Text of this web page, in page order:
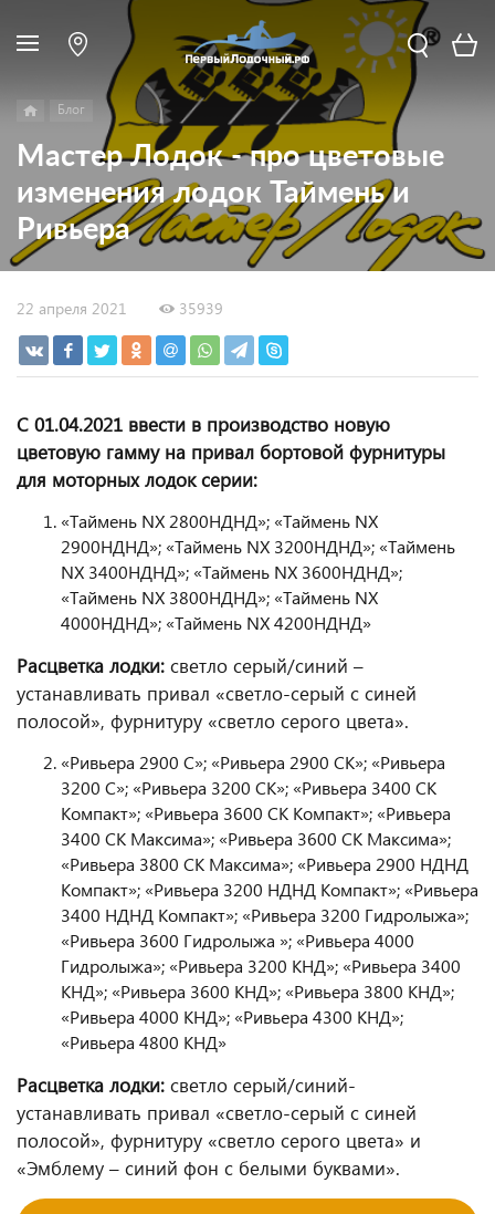
Блог
Мастер Лодок - про цветовые
изменения лодок Таймень и
Ривьера
22 апреля 2021 35939
С 01.04.2021 ввести в производство новую
цветовую гамму на привал бортовой фурнитуры
для моторных лодок серии:
«Таймень NX 2800НДНД»; «Таймень NX
2900НДНД»; «Таймень NX 3200НДНД»; «Таймень
NX 3400НДНД»; «Таймень NX 3600НДНД»;
«Таймень NX 3800НДНД»; «Таймень NX
4000НДНД»; «Таймень NX 4200НДНД»
Расцветка лодки: светло серый/синий –
устанавливать привал «светло-серый с синей
полосой», фурнитуру «светло серого цвета».
«Ривьера 2900 С»; «Ривьера 2900 СК»; «Ривьера
3200 С»; «Ривьера 3200 СК»; «Ривьера 3400 СК
Компакт»; «Ривьера 3600 СК Компакт»; «Ривьера
3400 СК Максима»; «Ривьера 3600 СК Максима»;
«Ривьера 3800 СК Максима»; «Ривьера 2900 НДНД
Компакт»; «Ривьера 3200 НДНД Компакт»; «Ривьера
3400 НДНД Компакт»; «Ривьера 3200 Гидролыжа»;
«Ривьера 3600 Гидролыжа »; «Ривьера 4000
Гидролыжа»; «Ривьера 3200 КНД»; «Ривьера 3400
КНД»; «Ривьера 3600 КНД»; «Ривьера 3800 КНД»;
«Ривьера 4000 КНД»; «Ривьера 4300 КНД»;
«Ривьера 4800 КНД»
Расцветка лодки: светло серый/синий-
устанавливать привал «светло-серый с синей
полосой», фурнитуру «светло серого цвета» и
«Эмблему – синий фон с белыми буквами».